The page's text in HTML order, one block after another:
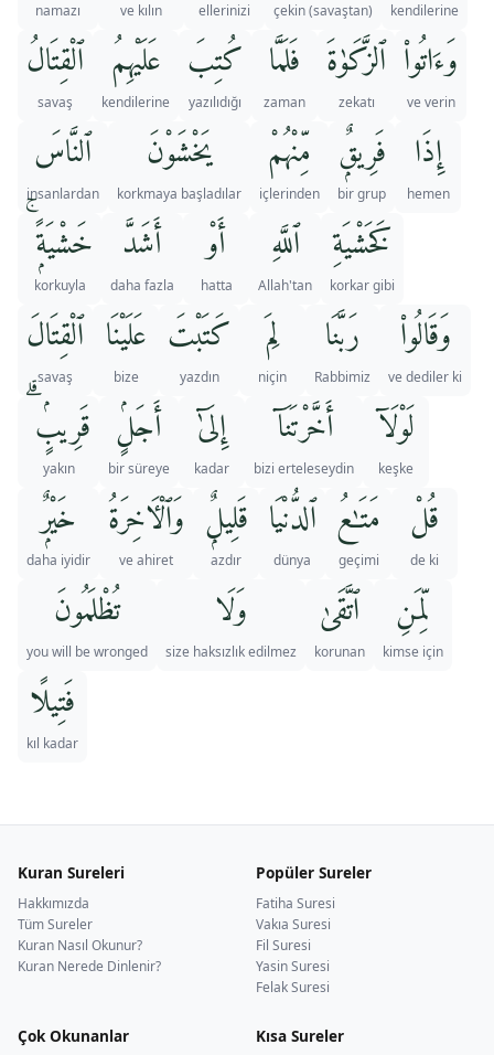
kendilerine
(savaştan) çekin
ellerinizi
ve kılın
namazı
وَءَاتُوا۟
ve verin
ٱلزَّكَوٰةَ
zekatı
فَلَمَّا
zaman
كُتِبَ
yazılıdığı
عَلَيْهِمُ
kendilerine
ٱلْقِتَالُ
savaş
إِذَا
hemen
فَرِيقٌۭ
bir grup
مِّنْهُمْ
içlerinden
يَخْشَوْنَ
korkmaya başladılar
ٱلنَّاسَ
insanlardan
كَخَشْيَةِ
korkar gibi
ٱللَّهِ
Allah'tan
أَوْ
hatta
أَشَدَّ
daha fazla
خَشْيَةًۭ ۚ
korkuyla
وَقَالُوا۟
ve dediler ki
رَبَّنَا
Rabbimiz
لِمَ
niçin
كَتَبْتَ
yazdın
عَلَيْنَا
bize
ٱلْقِتَالَ
savaş
لَوْلَآ
keşke
أَخَّرْتَنَآ
bizi erteleseydin
إِلَىٰٓ
kadar
أَجَلٍۢ
bir süreye
قَرِيبٍۢ ۗ
yakın
قُلْ
de ki
مَتَـٰعُ
geçimi
ٱلدُّنْيَا
dünya
قَلِيلٌۭ
azdır
وَٱلْـَٔاخِرَةُ
ve ahiret
خَيْرٌۭ
daha iyidir
لِّمَنِ
kimse için
ٱتَّقَىٰ
korunan
وَلَا
size haksızlık edilmez
تُظْلَمُونَ
you will be wronged
فَتِيلًا
kıl kadar
Kuran Sureleri
Hakkımızda
Tüm Sureler
Kuran Nasıl Okunur?
Kuran Nerede Dinlenir?
Popüler Sureler
Fatiha Suresi
Vakıa Suresi
Fil Suresi
Yasin Suresi
Felak Suresi
Çok Okunanlar Kısa Sureler